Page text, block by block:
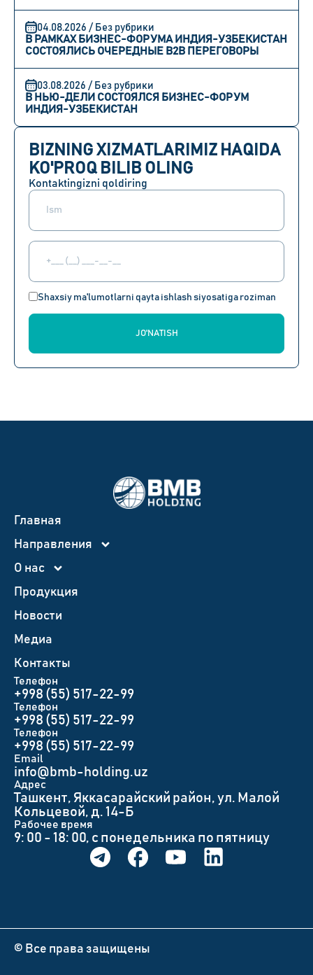
04.08.2026 / Без рубрики
В РАМКАХ БИЗНЕС-ФОРУМА ИНДИЯ-УЗБЕКИСТАН
СОСТОЯЛИСЬ ОЧЕРЕДНЫЕ B2B ПЕРЕГОВОРЫ
03.08.2026 / Без рубрики
В НЬЮ-ДЕЛИ СОСТОЯЛСЯ БИЗНЕС-ФОРУМ
ИНДИЯ-УЗБЕКИСТАН
BIZNING XIZMATLARIMIZ HAQIDA
KO'PROQ BILIB OLING
Kontaktingizni qoldiring
Shaxsiy ma'lumotlarni qayta ishlash siyosatiga roziman
JO'NATISH
Главная
Направления
О нас
Продукция
Новости
Медиа
Контакты
Телефон
+998 (55) 517-22-99
Телефон
+998 (55) 517-22-99
Телефон
+998 (55) 517-22-99
Email
info@bmb-holding.uz​
Адрес
Ташкент, Яккасарайский район, ул. Малой
Кольцевой, д. 14-Б
Рабочее время
9: 00 - 18: 00, с понедельника по пятницу
© Все права защищены